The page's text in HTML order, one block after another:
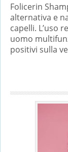
Folicerin
alternativa e
capelli. L’uso
uomo
positivi sulla